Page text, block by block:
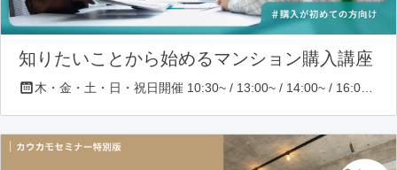
知りたいことから始めるマンション購入講座